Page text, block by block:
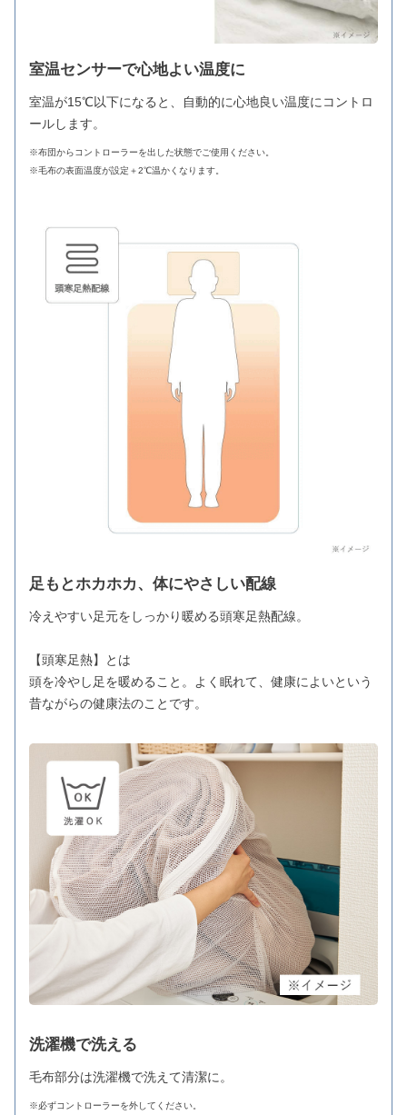
室温センサーで心地よい温度に
室温が15℃以下になると、自動的に心地良い温度にコントロ
ールします。
※布団からコントローラーを出した状態でご使用ください。
※毛布の表面温度が設定＋2℃温かくなります。
足もとホカホカ、体にやさしい配線
冷えやすい足元をしっかり暖める頭寒足熱配線。
【頭寒足熱】とは
頭を冷やし足を暖めること。よく眠れて、健康によいという
昔ながらの健康法のことです。
洗濯機で洗える
毛布部分は洗濯機で洗えて清潔に。
※必ずコントローラーを外してください。